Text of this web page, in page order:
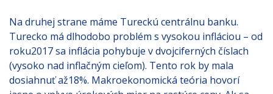
Na druhej strane máme Tureckú centrálnu banku.
Turecko má dlhodobo problém s vysokou infláciou – od
roku2017 sa inflácia pohybuje v dvojciferných číslach
(vysoko nad inflačným cieľom). Tento rok by mala
dosiahnuť až18%. Makroekonomická teória hovorí